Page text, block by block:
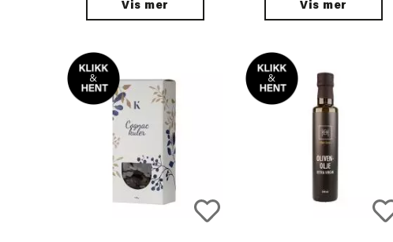
Vis mer Vis mer